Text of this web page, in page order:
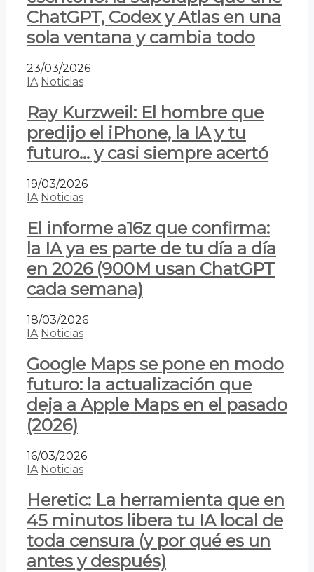
ChatGPT, Codex y Atlas en una
sola ventana y cambia todo
23/03/2026
IA Noticias
Ray Kurzweil: El hombre que
predijo el iPhone, la IA y tu
futuro… y casi siempre acertó
19/03/2026
IA Noticias
El informe a16z que confirma:
la IA ya es parte de tu día a día
en 2026 (900M usan ChatGPT
cada semana)
18/03/2026
IA Noticias
Google Maps se pone en modo
futuro: la actualización que
deja a Apple Maps en el pasado
(2026)
16/03/2026
IA Noticias
Heretic: La herramienta que en
45 minutos libera tu IA local de
toda censura (y por qué es un
antes y después)